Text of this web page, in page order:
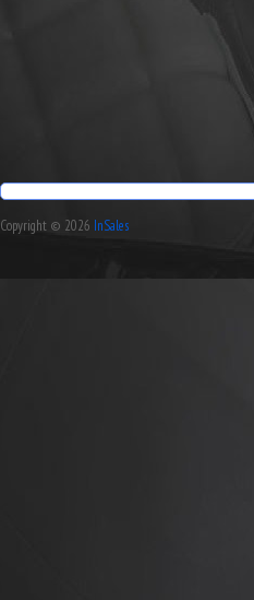
Copyright © 2026 InSales